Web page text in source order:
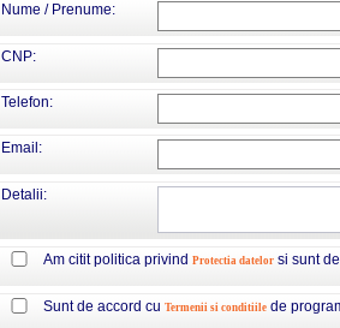
Nume / Prenume:
CNP:
Telefon:
Email:
Detalii:
Am citit politica privind Protectia datelor si sunt
Sunt de accord cu Termenii si conditiile de